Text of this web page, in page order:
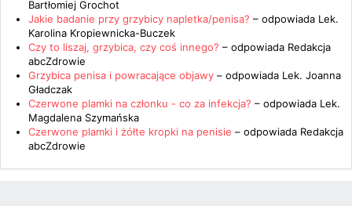
Bartłomiej Grochot
Jakie badanie przy grzybicy napletka/penisa? – odpowiada Lek.
Karolina Kropiewnicka-Buczek
Czy to liszaj, grzybica, czy coś innego? – odpowiada Redakcja
abcZdrowie
Grzybica penisa i powracające objawy – odpowiada Lek. Joanna
Gładczak
Czerwone plamki na członku - co za infekcja? – odpowiada Lek.
Magdalena Szymańska
Czerwone plamki i żółte kropki na penisie – odpowiada Redakcja
abcZdrowie